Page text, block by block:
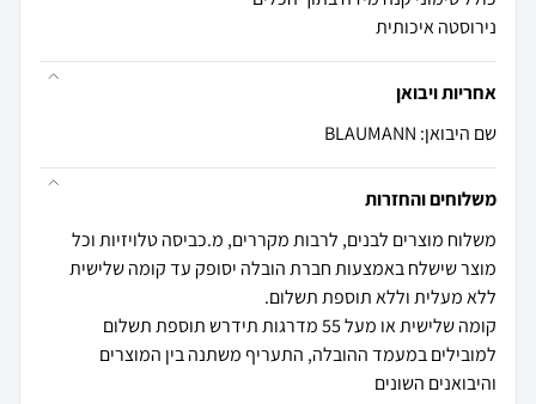
נירוסטה איכותית
אחריות ויבואן
שם היבואן: BLAUMANN
משלוחים והחזרות
משלוח מוצרים לבנים, לרבות מקררים, מ.כביסה טלויזיות וכל
מוצר שישלח באמצעות חברת הובלה יסופק עד קומה שלישית
קומה שלישית או מעל 55 מדרגות תידרש תוספת תשלום
למובילים במעמד ההובלה, התעריף משתנה בין המוצרים